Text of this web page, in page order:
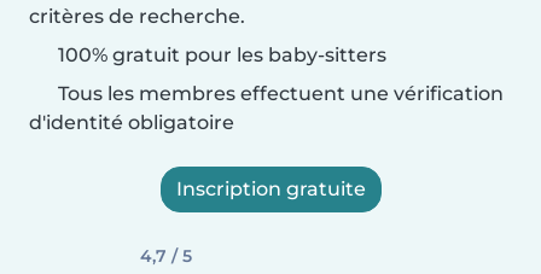
critères de recherche.
100% gratuit pour les baby-sitters
Tous les membres effectuent une vérification
d'identité obligatoire
Inscription gratuite
4,7 / 5